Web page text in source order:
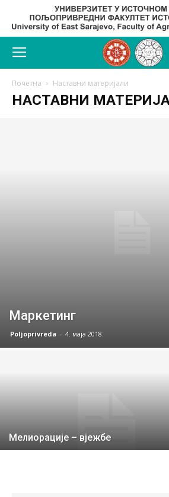
Почетна Наставни материјали
НАСТАВНИ
Маркетинг
Poljoprivreda - 4. маја 2018.
Мелиорације – вјежбе